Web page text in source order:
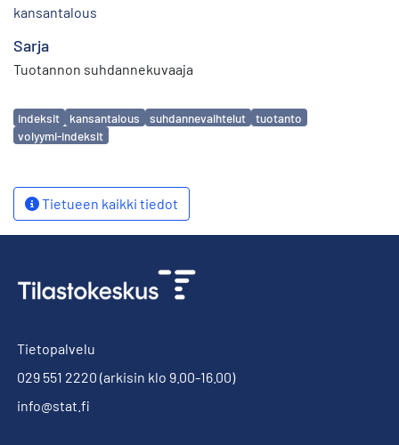
kansantalous
Sarja
Tuotannon suhdannekuvaaja
Avainsanat
indeksit kansantalous suhdannevaihtelut
tuotanto
volyymi-indeksit
Tietueen kaikki tiedot
Tietopalvelu
029 551 2220 (arkisin klo 9.00-16.00)
info@stat.fi